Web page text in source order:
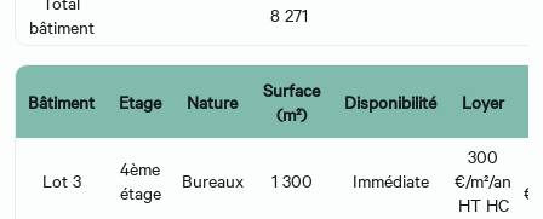
bâtiment
8 271
Bâtiment Etage Nature
Surface
(m²)
Disponibilité Loyer
Lot 3
4ème
étage
Bureaux 1 300 Immédiate
300
€/m²/an
HT HC
€/